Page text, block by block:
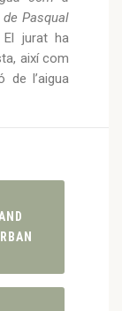
Pasqual
El jurat ha
així com
de l’aigua